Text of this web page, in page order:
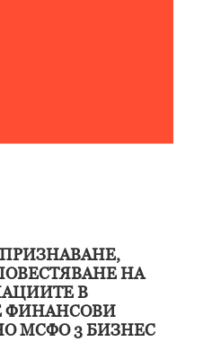
НА
В
ФИНАНСОВИ
МСФО 3 БИЗНЕС